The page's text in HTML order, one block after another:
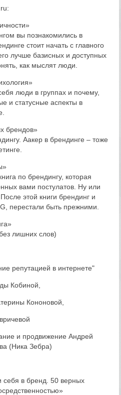
вы познакомились в
стоит начать с главного
лучше базисных и доступных
как мыслят люди.
люди в группах и почему,
и статусные аспекты в
брендов»
Аакер в брендинге – тоже
по брендингу, которая
вами постулатов. Ну или
этой книги брендинг и
перестали быть прежними.
лишних слов)
репутацией в интернете"
Кобиной,
Кононовой,
и продвижение Андрей
(Ника Зебра)
себя в бренд. 50 верных